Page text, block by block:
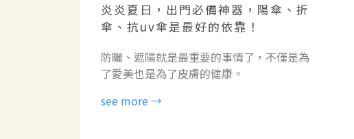
炎炎夏日，出門必備神器，陽傘、折
傘、抗uv傘是最好的依靠！
防曬、遮陽就是最重要的事情了，不僅是為
了愛美也是為了皮膚的健康。
see more →